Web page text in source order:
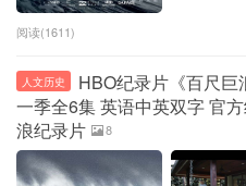
阅读(1611)
人文历史
HBO纪录片《百尺巨
一季全6集 英语中英双字 官
浪纪录片
8